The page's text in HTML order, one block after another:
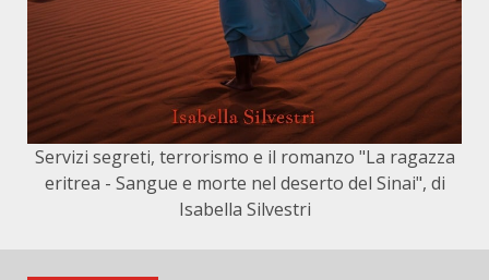
Servizi segreti, terrorismo e il romanzo "La ragazza
eritrea - Sangue e morte nel deserto del Sinai", di
Isabella Silvestri